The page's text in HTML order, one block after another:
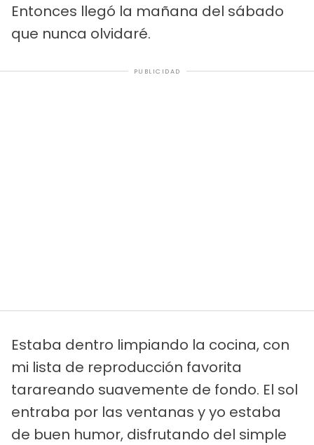
Entonces llegó la mañana del sábado
que nunca olvidaré.
PUBLICIDAD
Estaba dentro limpiando la cocina, con
mi lista de reproducción favorita
tarareando suavemente de fondo. El sol
entraba por las ventanas y yo estaba
de buen humor, disfrutando del simple